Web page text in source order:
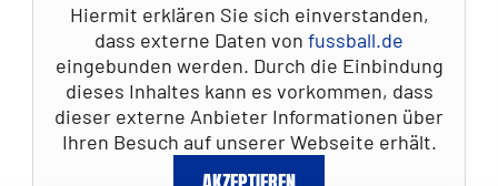
Hiermit erklären Sie sich einverstanden,
dass externe Daten von fussball.de
eingebunden werden. Durch die Einbindung
dieses Inhaltes kann es vorkommen, dass
dieser externe Anbieter Informationen über
Ihren Besuch auf unserer Webseite erhält.